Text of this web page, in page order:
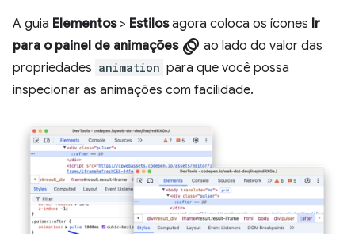
A guia Elementos> Estilosagora coloca os ícones Ir
para o painel de animações animation ao lado do valor das
propriedades animation para que você possa
inspecionar as animações com facilidade.